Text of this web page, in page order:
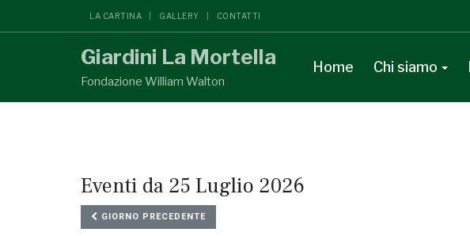
LA CARTINA GALLERY CONTATTI
Giardini La Mortella
Fondazione William Walton
Home Chi siamo
Eventi da 25 Luglio 2026
GIORNO PRECEDENTE